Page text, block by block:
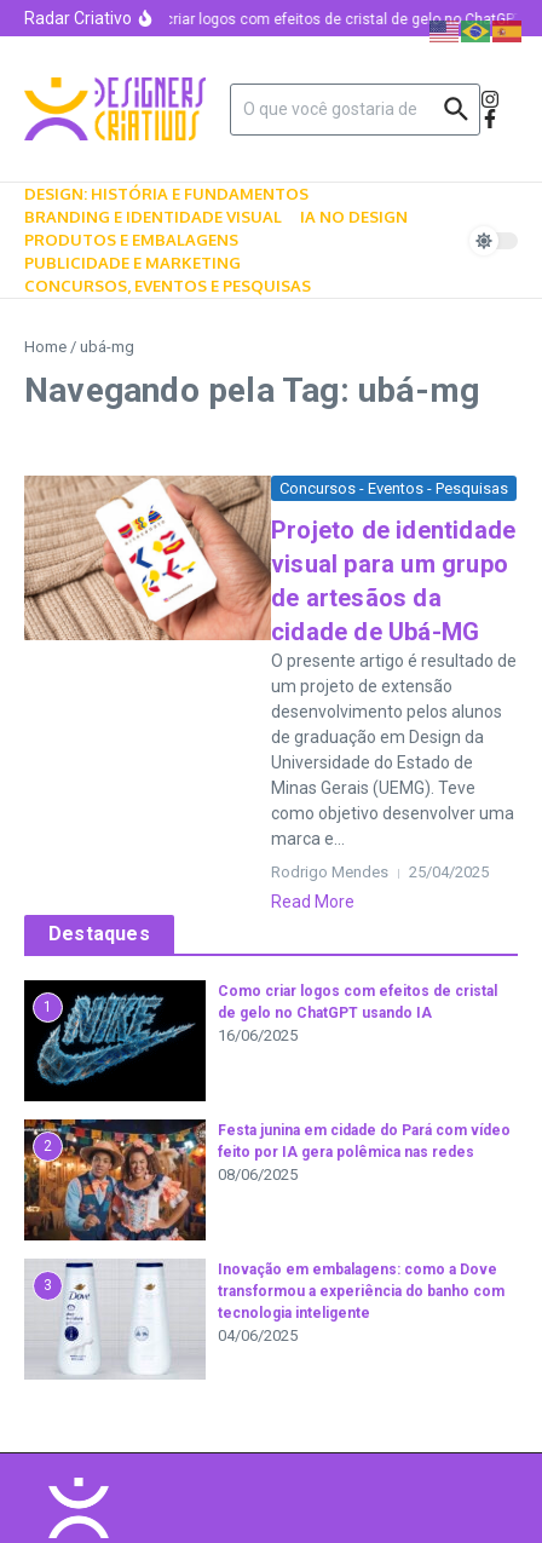
Radar CriativoComo criar logos com efeitos de cristal de gelo no ChatGPT
DESIGN: HISTÓRIA E FUNDAMENTOS
BRANDING E IDENTIDADE VISUAL
IA NO DESIGN
PRODUTOS E EMBALAGENS
PUBLICIDADE E MARKETING
CONCURSOS, EVENTOS E PESQUISAS
Home / ubá-mg
Navegando pela Tag: ubá-mg
Concursos - Eventos - Pesquisas
Projeto de identidade
visual para um grupo
de artesãos da
cidade de Ubá-MG
O presente artigo é resultado de
um projeto de extensão
desenvolvimento pelos alunos
de graduação em Design da
Universidade do Estado de
Minas Gerais (UEMG). Teve
como objetivo desenvolver uma
marca e...
Rodrigo Mendes 25/04/2025
Read More
Destaques
1
Como criar logos com efeitos de cristal
de gelo no ChatGPT usando IA
16/06/2025
2
Festa junina em cidade do Pará com vídeo
feito por IA gera polêmica nas redes
08/06/2025
3
Inovação em embalagens: como a Dove
transformou a experiência do banho com
tecnologia inteligente
04/06/2025